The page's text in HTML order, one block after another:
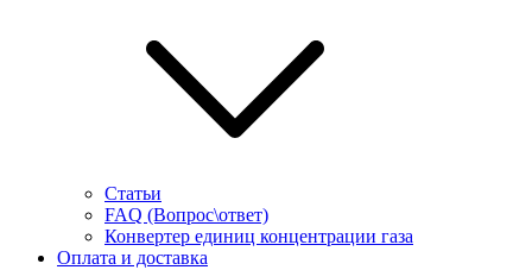
Статьи
FAQ (Вопрос\ответ)
Конвертер единиц концентрации газа
Оплата и доставка